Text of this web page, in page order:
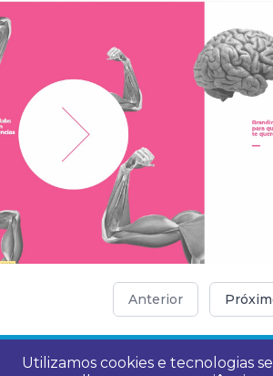
Anterior
Utilizamos cookies e tecnologias